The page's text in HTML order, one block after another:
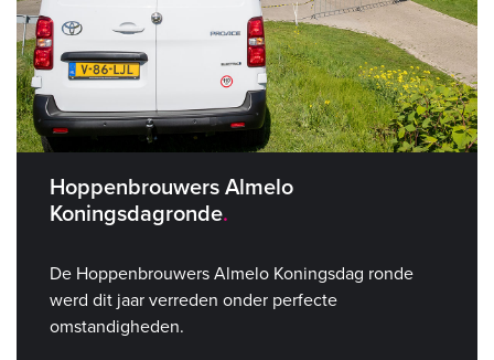
Hoppenbrouwers Almelo
Koningsdagronde
De Hoppenbrouwers Almelo Koningsdag ronde
werd dit jaar verreden onder perfecte
omstandigheden.